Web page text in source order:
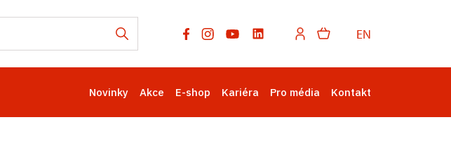
EN
Novinky Akce E-shop Kariéra Pro média Kontakt